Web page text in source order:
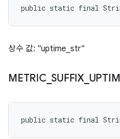
public static final String
상수 값: "uptime_str"
METRIC _SUFFIX_
public static final String